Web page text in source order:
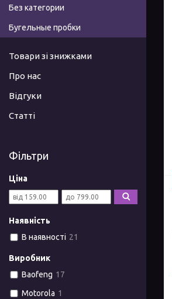
Без категории
Бугельные пробки
Товари зі знижками
Про нас
Відгуки
Статті
Фільтри
Ціна
Наявність
В наявності 21
Виробник
Baofeng 17
Motorola 1